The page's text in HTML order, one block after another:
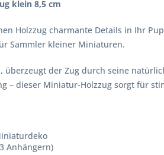
klein 8,5 cm
Holzzug charmante Details in Ihr
Sammler kleiner Miniaturen.
überzeugt der Zug durch seine
– dieser Miniatur-Holzzug sorgt für
Anhängern)